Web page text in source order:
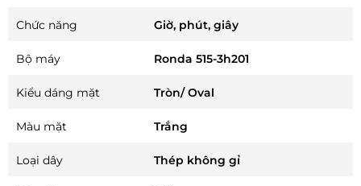
Chức năng Giờ, phút, giây
Bộ máy Ronda 515-3h201
Kiểu dáng mặt Tròn/ Oval
Màu mặt Trắng
Loại dây Thép không gỉ